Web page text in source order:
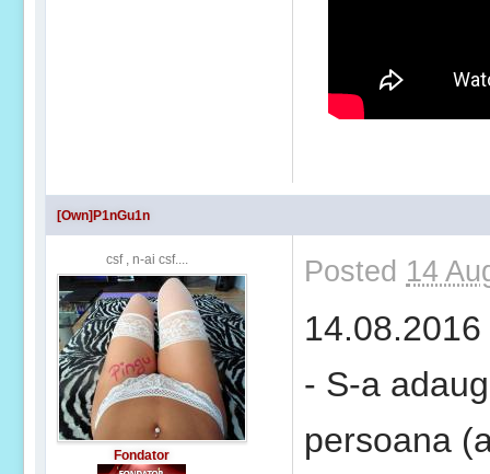
[Own]P1nGu1n
csf , n-ai csf....
Fondator
Posted 14
14.08.2016
- S-a
persoana